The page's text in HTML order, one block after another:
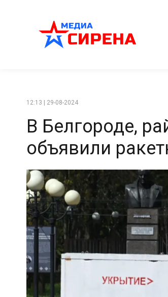
12:13 | 29-08-2024
В Белгороде,
объявили